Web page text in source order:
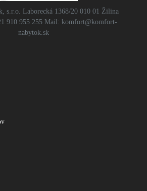
s.r.o. Laborecká 1368/20 010 01 Žilina
910 955 255 Mail: komfort@komfort-
nabytok.sk